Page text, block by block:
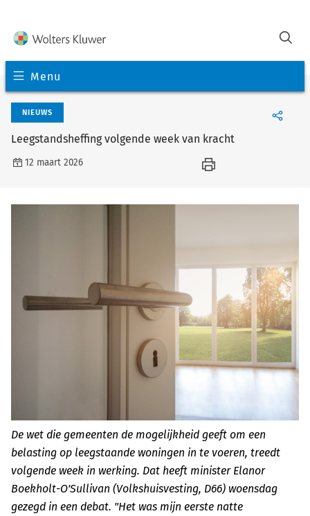
Menu
NIEUWS
Leegstandsheffing volgende week van kracht
12 maart 2026
De wet die gemeenten de mogelijkheid geeft om een
belasting op leegstaande woningen in te voeren, treedt
volgende week in werking. Dat heeft minister Elanor
Boekholt-O'Sullivan (Volkshuisvesting, D66) woensdag
gezegd in een debat. "Het was mijn eerste natte